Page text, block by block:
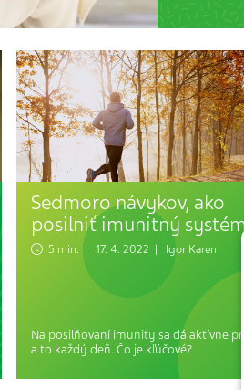
Sedmoro návykov, ako
posilniť imunitný
5 min. | 17. 4. 2022 | Igor Karen
Na posilňovaní imunity sa dá aktívne
a to každý deň. Čo je kľúčové?